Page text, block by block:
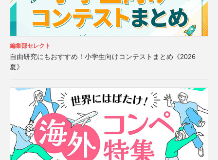
編集部セレクト
自由研究にもおすすめ！小学生向けコンテストまとめ《2026
夏》